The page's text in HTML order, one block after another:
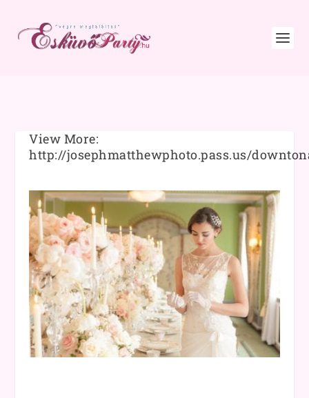
View More:
http://josephmatthewphoto.pass.us/